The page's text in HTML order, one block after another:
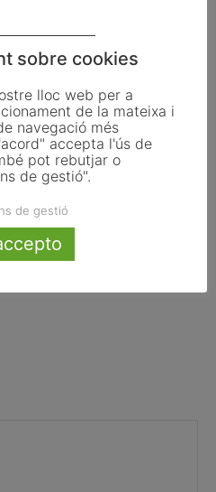
turístic per preservar
municipal
les primeres obligacions
de la Llei d’IA que
ajuntaments
mobilitza 117 municipis
sobre cookies
lloc web per a
de la mateixa i
navegació més
accepta l'ús de
pot rebutjar o
de gestió".
de gestió